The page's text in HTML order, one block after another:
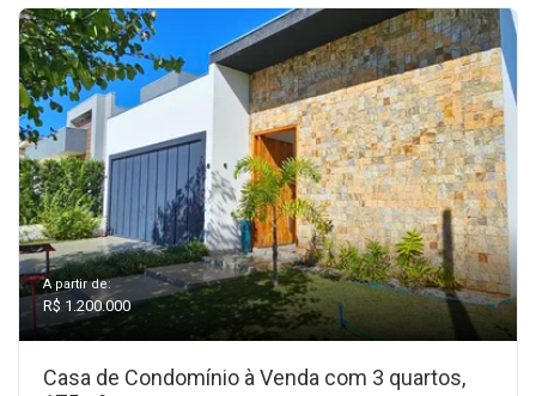
A partir de:
R$ 1.200.000
Casa de Condomínio à Venda com 3 quartos,